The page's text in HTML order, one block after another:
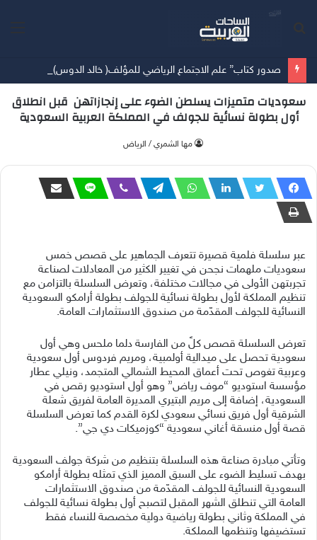
صدور كتاب” علم الاجتماع الرياضي للمؤلف( خالد الدوس)
سعوديات متميزات يسلطن الضوء على إنجازاتهن قبل انطلاق
أول بطولة نسائية للجولف في المملكة العربية السعودية
‫مها الشمري / الرياض
عبر سلسلة فلمية قصيرة تتعرف الجماهير على قصص خمس
سعوديات ملهمات نجحن في تغيير الكثير من المعادلات لصناعة
تجربتهن الأولى في مجالات مختلفة، وتعرض السلسلة بالتزامن مع
تنظيم المملكة لأول بطولة نسائية للجولف بطولة أرامكو السعودية
النسائية للجولف المقدّمة من صندوق الاستثمارات العامة.
تعرض السلسلة قصص كلً من الفارسة دلما ملحس وهي أول
سعودية تحصل على ميدالية أولمبية، ومريم فردوس أول سعودية
وعربية تغوص تحت أعماق المحيط الشمالي المتجمد، ونيلي عطار
مؤسسة استوديو “موف رياض” وهو أول استوديو رقص في
السعودية، إضافة إلى مريم البتيري المديرة العامة لفريق شعلة
الشرقية أول فريق نسائي سعودي لكرة القدم كما تعرض السلسلة
قصة أول منسقة أغاني سعودية “كوزميكات دي جي”.
وتأتي مبادرة صناعة هذه السلسلة بتنظيم من شركة جولف السعودية
بهدف تسليط الضوء على السبق المميز الذي تمثله بطولة أرامكو
السعودية النسائية للجولف المقدّمة من صندوق الاستثمارات
العامة التي تنطلق الشهر المقبل لتصبح أول بطولة نسائية للجولف
في المملكة وثاني بطولة رياضية دولية مخصصة للنساء فقط
تستضيفها وتنظمها المملكة.